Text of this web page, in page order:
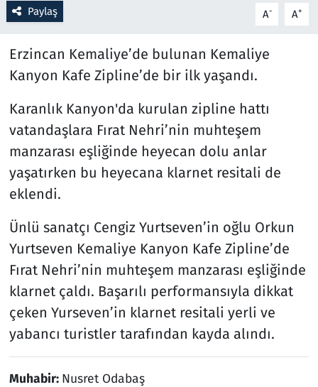
Paylaş A- A+
Erzincan Kemaliye’de bulunan Kemaliye
Kanyon Kafe Zipline’de bir ilk yaşandı.
Karanlık Kanyon'da kurulan zipline hattı
vatandaşlara Fırat Nehri’nin muhteşem
manzarası eşliğinde heyecan dolu anlar
yaşatırken bu heyecana klarnet resitali de
eklendi.
Ünlü sanatçı Cengiz Yurtseven’in oğlu Orkun
Yurtseven Kemaliye Kanyon Kafe Zipline’de
Fırat Nehri’nin muhteşem manzarası eşliğinde
klarnet çaldı. Başarılı performansıyla dikkat
çeken Yurseven’in klarnet resitali yerli ve
yabancı turistler tarafından kayda alındı.
Muhabir: Nusret Odabaş
Spor
Teknoloji ve Bilim